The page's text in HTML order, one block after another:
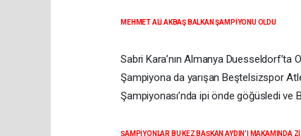
MEHMET ALİ AKBAŞ BALKAN ŞAMPİYONU OLDU
Sabri Kara’nın Almanya Duesseldorf’ta
Şampiyona da yarışan Beştelsizspor
Şampiyonası’nda ipi önde göğüsledi ve
ŞAMPİYONLAR BU KEZ BAŞKAN AYDIN’I MAKAMINDA